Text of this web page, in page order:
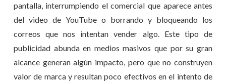
pantalla, interrumpiendo el comercial que aparece antes
del video de YouTube o borrando y bloqueando los
correos que nos intentan vender algo. Este tipo de
publicidad abunda en medios masivos que por su gran
alcance generan algún impacto, pero que no construyen
valor de marca y resultan poco efectivos en el intento de